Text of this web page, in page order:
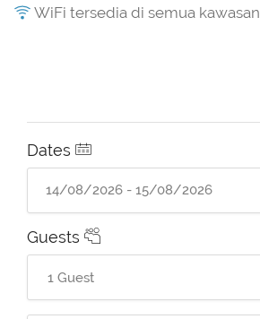
WiFi tersedia di semua kawasan
Dates
Guests